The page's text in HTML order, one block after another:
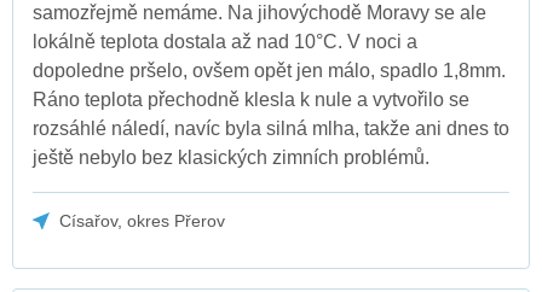
samozřejmě nemáme. Na jihovýchodě Moravy se ale
lokálně teplota dostala až nad 10°C. V noci a
dopoledne pršelo, ovšem opět jen málo, spadlo 1,8mm.
Ráno teplota přechodně klesla k nule a vytvořilo se
rozsáhlé náledí, navíc byla silná mlha, takže ani dnes to
ještě nebylo bez klasických zimních problémů.
Císařov, okres Přerov